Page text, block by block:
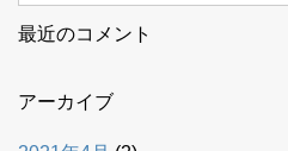
最近のコメント
アーカイブ